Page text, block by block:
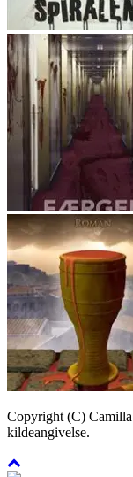
Copyright (C)
kildeangivelse.